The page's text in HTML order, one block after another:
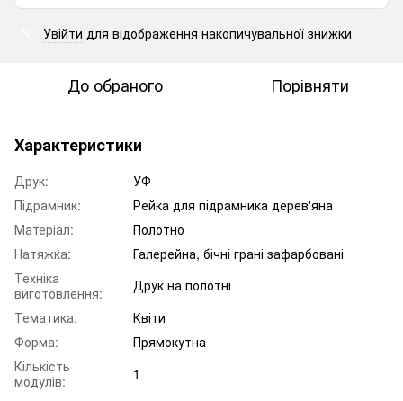
Увійти для відображення накопичувальної знижки
До обраного Порівняти
Характеристики
Друк:
УФ
Підрамник:
Рейка для підрамника дерев'яна
Матеріал:
Полотно
Натяжка:
Галерейна, бічні грані зафарбовані
Техніка
виготовлення:
Друк на полотні
Тематика:
Квіти
Форма:
Прямокутна
Кількість
модулів:
1